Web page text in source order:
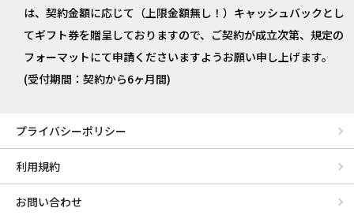
は、契約金額に応じて（上限金額無し！）キャッシュバックとし
てギフト券を贈呈しておりますので、ご契約が成立次第、規定の
フォーマットにて申請くださいますようお願い申し上げます。
(受付期間：契約から6ヶ月間)
プライバシーポリシー
利用規約
お問い合わせ